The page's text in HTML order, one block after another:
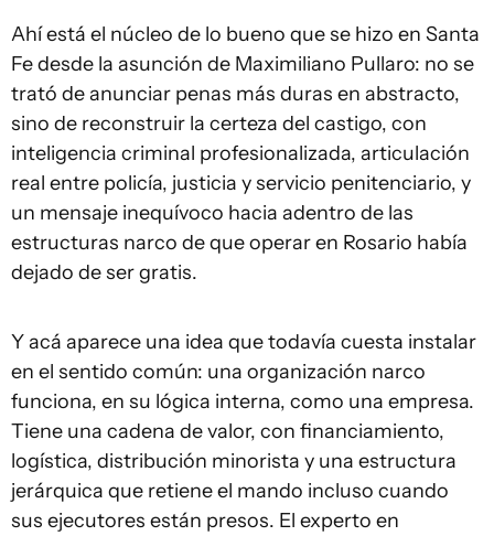
Ahí está el núcleo de lo bueno que se hizo en Santa
Fe desde la asunción de Maximiliano Pullaro: no se
trató de anunciar penas más duras en abstracto,
sino de reconstruir la certeza del castigo, con
inteligencia criminal profesionalizada, articulación
real entre policía, justicia y servicio penitenciario, y
un mensaje inequívoco hacia adentro de las
estructuras narco de que operar en Rosario había
dejado de ser gratis.
Y acá aparece una idea que todavía cuesta instalar
en el sentido común: una organización narco
funciona, en su lógica interna, como una empresa.
Tiene una cadena de valor, con financiamiento,
logística, distribución minorista y una estructura
jerárquica que retiene el mando incluso cuando
sus ejecutores están presos. El experto en